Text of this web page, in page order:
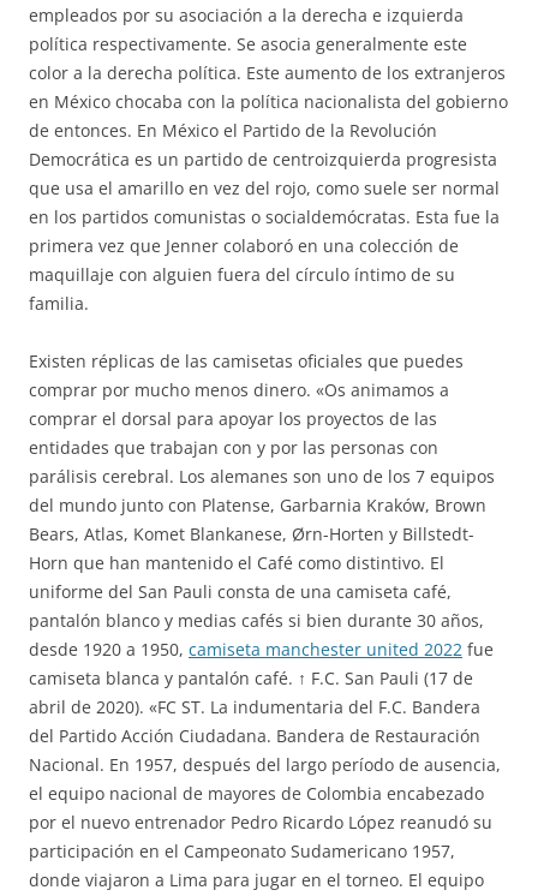
empleados por su asociación a la derecha e izquierda
política respectivamente. Se asocia generalmente este
color a la derecha política. Este aumento de los extranjeros
en México chocaba con la política nacionalista del gobierno
de entonces. En México el Partido de la Revolución
Democrática es un partido de centroizquierda progresista
que usa el amarillo en vez del rojo, como suele ser normal
en los partidos comunistas o socialdemócratas. Esta fue la
primera vez que Jenner colaboró en una colección de
maquillaje con alguien fuera del círculo íntimo de su
familia.
Existen réplicas de las camisetas oficiales que puedes
comprar por mucho menos dinero. «Os animamos a
comprar el dorsal para apoyar los proyectos de las
entidades que trabajan con y por las personas con
parálisis cerebral. Los alemanes son uno de los 7 equipos
del mundo junto con Platense, Garbarnia Kraków, Brown
Bears, Atlas, Komet Blankanese, Ørn-Horten y Billstedt-
Horn que han mantenido el Café como distintivo. El
uniforme del San Pauli consta de una camiseta café,
pantalón blanco y medias cafés si bien durante 30 años,
desde 1920 a 1950, camiseta manchester united 2022 fue
camiseta blanca y pantalón café. ↑ F.C. San Pauli (17 de
abril de 2020). «FC ST. La indumentaria del F.C. Bandera
del Partido Acción Ciudadana. Bandera de Restauración
Nacional. En 1957, después del largo período de ausencia,
el equipo nacional de mayores de Colombia encabezado
por el nuevo entrenador Pedro Ricardo López reanudó su
participación en el Campeonato Sudamericano 1957,
donde viajaron a Lima para jugar en el torneo. El equipo